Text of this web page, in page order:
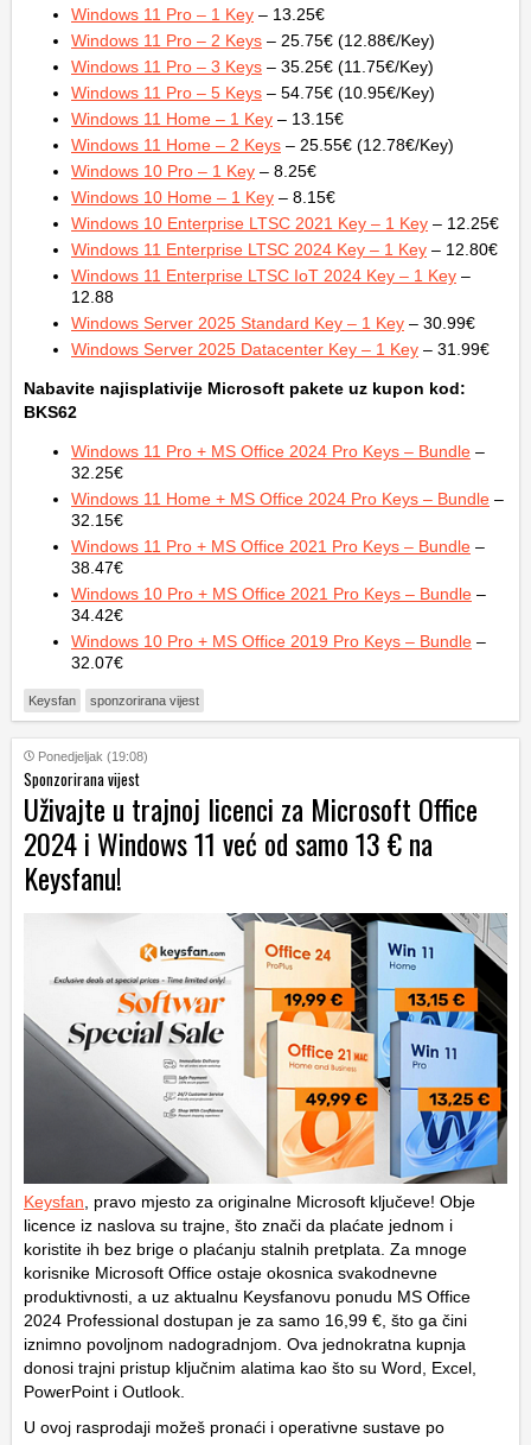
Windows 11 Pro – 1 Key – 13.25€
Windows 11 Pro – 2 Keys – 25.75€ (12.88€/Key)
Windows 11 Pro – 3 Keys – 35.25€ (11.75€/Key)
Windows 11 Pro – 5 Keys – 54.75€ (10.95€/Key)
Windows 11 Home – 1 Key – 13.15€
Windows 11 Home – 2 Keys – 25.55€ (12.78€/Key)
Windows 10 Pro – 1 Key – 8.25€
Windows 10 Home – 1 Key – 8.15€
Windows 10 Enterprise LTSC 2021 Key – 1 Key – 12.25€
Windows 11 Enterprise LTSC 2024 Key – 1 Key – 12.80€
Windows 11 Enterprise LTSC IoT 2024 Key – 1 Key –
12.88
Windows Server 2025 Standard Key – 1 Key – 30.99€
Windows Server 2025 Datacenter Key – 1 Key – 31.99€
Nabavite najisplativije Microsoft pakete uz kupon kod:
BKS62
Windows 11 Pro + MS Office 2024 Pro Keys – Bundle –
32.25€
Windows 11 Home + MS Office 2024 Pro Keys – Bundle –
32.15€
Windows 11 Pro + MS Office 2021 Pro Keys – Bundle –
38.47€
Windows 10 Pro + MS Office 2021 Pro Keys – Bundle –
34.42€
Windows 10 Pro + MS Office 2019 Pro Keys – Bundle –
32.07€
Keysfan sponzorirana vijest
Ponedjeljak (19:08)
Sponzorirana vijest
Uživajte u trajnoj licenci za Microsoft Office
2024 i Windows 11 već od samo 13 € na
Keysfanu!
Keysfan , pravo mjesto za originalne Microsoft ključeve! Obje
licence iz naslova su trajne, što znači da plaćate jednom i
koristite ih bez brige o plaćanju stalnih pretplata. Za mnoge
korisnike Microsoft Office ostaje okosnica svakodnevne
produktivnosti, a uz aktualnu Keysfanovu ponudu MS Office
2024 Professional dostupan je za samo 16,99 €, što ga čini
iznimno povoljnom nadogradnjom. Ova jednokratna kupnja
donosi trajni pristup ključnim alatima kao što su Word, Excel,
PowerPoint i Outlook.
U ovoj rasprodaji možeš pronaći i operativne sustave po